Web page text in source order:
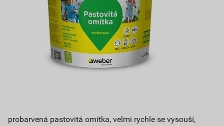
probarvená pastovitá omítka, velmi rychle se vysouší,